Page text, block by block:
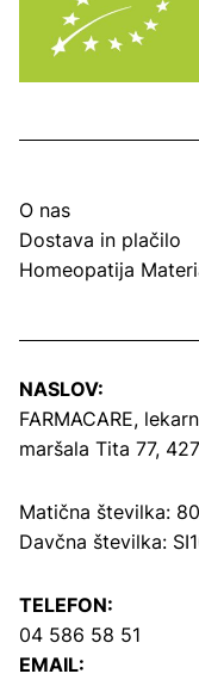
O nas
Dostava in plačilo
Homeopatija
NASLOV:
FARMACARE,
maršala Tita 77,
Matična številka:
Davčna številka:
TELEFON:
04 586 58 51
EMAIL: